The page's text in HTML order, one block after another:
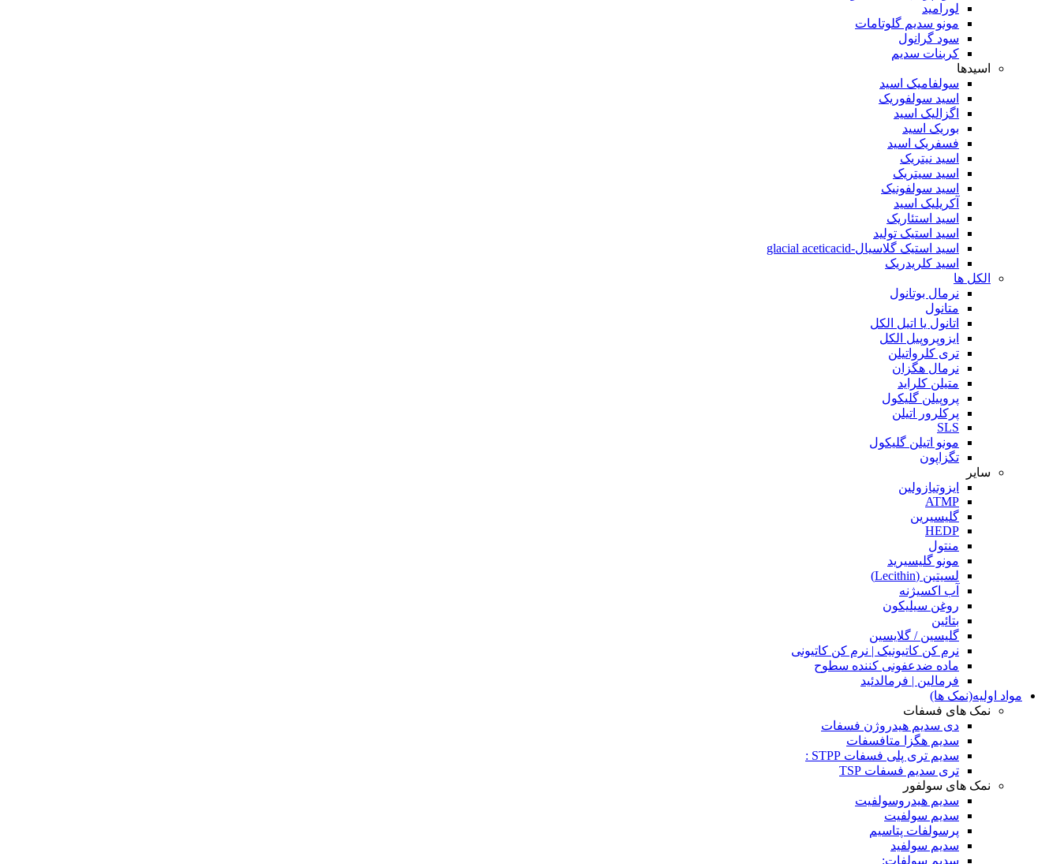
لورامید
مونو سدیم گلوتامات
سود گرانول
کربنات سدیم
اسیدها
سولفامیک اسید
اسید سولفوریک
اگزالیک اسید
بوریک اسید
فسفریک اسید
اسید نیتریک
اسید سیتریک
اسید سولفونیک
آکریلیک اسید
اسید استئاریک
اسید استیک تولید
اسید استیک گلاسیال-glacial aceticacid
اسید کلریدریک
الکل ها
نرمال بوتانول
متانول
اتانول یا اتیل الکل
ایزوپروپیل الکل
تری کلرواتیلن
نرمال هگزان
متیلن کلراید
پروپیلن گلیکول
پرکلرور اتیلن
SLS
مونو اتیلن گلیکول
تگزاپون
سایر
ایزوتیازولین
ATMP
گلیسیرین
HEDP
منتول
مونو گلیسیرید
لسیتین (Lecithin)
آب اکسیژنه
روغن سیلیکون
بتائین
گلیسین / گلایسین
نرم کن کاتیونیک | نرم کن کاتیونی
ماده ضدعفونی کننده سطوح
فرمالین | فرمالدئید
مواد اولیه(نمک ها)
نمک های فسفات
دی سدیم هیدروژن فسفات
سدیم هگزا متافسفات
سدیم تری پلی فسفات STPP :
تری سدیم فسفات TSP
نمک های سولفور
سدیم هیدروسولفیت
سدیم سولفیت
پرسولفات پتاسیم
سدیم سولفید
سدیم سولفات: